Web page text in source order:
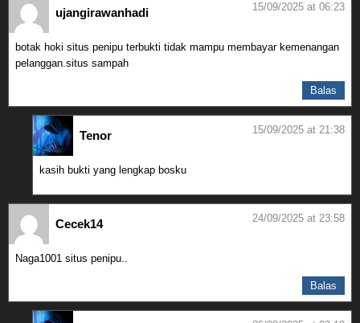
ujangirawanhadi 15/09/2025 at 06:23
botak hoki situs penipu terbukti tidak mampu membayar kemenangan
pelanggan.situs sampah
Balas
Tenor 15/09/2025 at 21:38
kasih bukti yang lengkap bosku
Cecek14 24/09/2025 at 23:58
Naga1001 situs penipu..
Balas